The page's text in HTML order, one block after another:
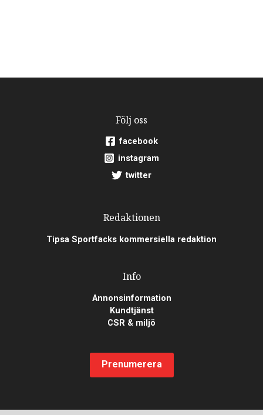
Följ oss
facebook
instagram
twitter
Redaktionen
Tipsa Sportfacks kommersiella redaktion
Info
Annonsinformation
Kundtjänst
CSR & miljö
Prenumerera